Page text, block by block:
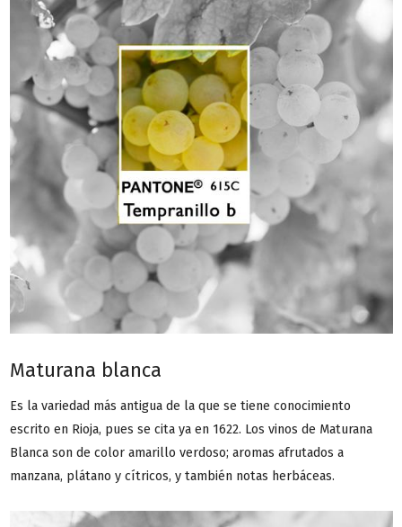
Maturana blanca
Es la variedad más antigua de la que se tiene conocimiento
escrito en Rioja, pues se cita ya en 1622. Los vinos de Maturana
Blanca son de color amarillo verdoso; aromas afrutados a
manzana, plátano y cítricos, y también notas herbáceas.